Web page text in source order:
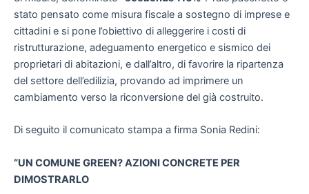
stato pensato come misura fiscale a sostegno di imprese e
cittadini e si pone l’obiettivo di alleggerire i costi di
ristrutturazione, adeguamento energetico e sismico dei
proprietari di abitazioni, e dall’altro, di favorire la ripartenza
del settore dell’edilizia, provando ad imprimere un
cambiamento verso la riconversione del già costruito.
Di seguito il comunicato stampa a firma Sonia Redini:
“UN COMUNE GREEN? AZIONI CONCRETE PER
DIMOSTRARLO